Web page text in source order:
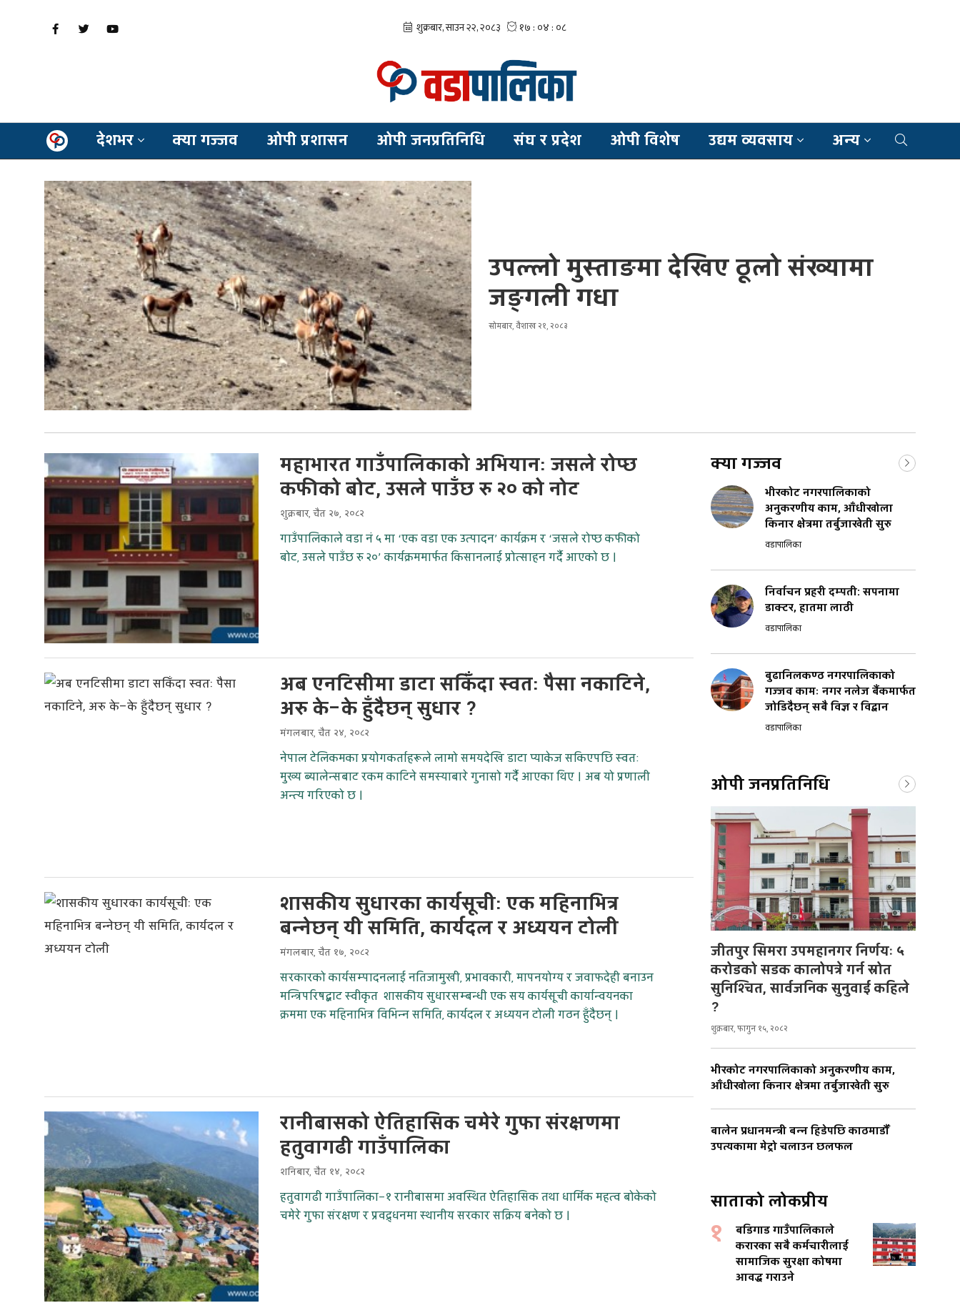
देशभर क्या गज्जव ओपी प्रशासन ओपी जनप्रतिनिधि संघ र प्रदेश ओपी विशेष उद्यम व्यवसाय अन्य
उपल्लो मुस्ताङमा देखिए ठूलो संख्यामा
जङ्गली गधा
सोमबार, वैशाख २१, २०८३
महाभारत गाउँपालिकाको अभियानः जसले रोप्छ
कफीको बोट, उसले पाउँछ रु २० को नोट
शुक्रबार, चैत २७, २०८२
गाउँपालिकाले वडा नं ५ मा ‘एक वडा एक उत्पादन’ कार्यक्रम र ‘जसले रोप्छ कफीको
बोट, उसले पाउँछ रु २०’ कार्यक्रममार्फत किसानलाई प्रोत्साहन गर्दै आएको छ ।
अब एनटिसीमा डाटा सकिँदा स्वतः पैसा नकाटिने,
अरु के–के हुँदैछन् सुधार ?
मंगलबार, चैत २४, २०८२
नेपाल टेलिकमका प्रयोगकर्ताहरूले लामो समयदेखि डाटा प्याकेज सकिएपछि स्वतः
मुख्य ब्यालेन्सबाट रकम काटिने समस्याबारे गुनासो गर्दै आएका थिए । अब यो प्रणाली
अन्त्य गरिएको छ ।
शासकीय सुधारका कार्यसूचीः एक महिनाभित्र
बन्नेछन् यी समिति, कार्यदल र अध्ययन टोली
मंगलबार, चैत १७, २०८२
सरकारको कार्यसम्पादनलाई नतिजामुखी, प्रभावकारी, मापनयोग्य र जवाफदेही बनाउन
मन्त्रिपरिषद्बाट स्वीकृत शासकीय सुधारसम्बन्धी एक सय कार्यसूची कार्यान्वयनका
क्रममा एक महिनाभित्र विभिन्न समिति, कार्यदल र अध्ययन टोली गठन हुँदैछन् ।
रानीबासको ऐतिहासिक चमेरे गुफा संरक्षणमा
हतुवागढी गाउँपालिका
शनिबार, चैत १४, २०८२
हतुवागढी गाउँपालिका–१ रानीबासमा अवस्थित ऐतिहासिक तथा धार्मिक महत्व बोकेको
चमेरे गुफा संरक्षण र प्रवद्र्धनमा स्थानीय सरकार सक्रिय बनेको छ ।
क्या गज्जव
भीरकोट नगरपालिकाको
अनुकरणीय काम, आँधीखोला
किनार क्षेत्रमा तर्बुजाखेती सुरु
वडापालिका
निर्वाचन प्रहरी दम्पती: सपनामा
डाक्टर, हातमा लाठी
वडापालिका
बुढानिलकण्ठ नगरपालिकाको
गज्जव कामः नगर नलेज बैंकमार्फत
जोडिदैछन् सबै विज्ञ र विद्वान
वडापालिका
ओपी जनप्रतिनिधि
जीतपुर सिमरा उपमहानगर निर्णयः ५
करोडको सडक कालोपत्रे गर्न स्रोत
सुनिश्चित, सार्वजनिक सुनुवाई कहिले
?
शुक्रबार, फागुन १५, २०८२
भीरकोट नगरपालिकाको अनुकरणीय काम,
आँधीखोला किनार क्षेत्रमा तर्बुजाखेती सुरु
बालेन प्रधानमन्त्री बन्न हिडेपछि काठमाडौँ
उपत्यकामा मेट्रो चलाउन छलफल
साताको लोकप्रीय
१
बडिगाड गाउँपालिकाले
करारका सबै कर्मचारीलाई
सामाजिक सुरक्षा कोषमा
आवद्ध गराउने